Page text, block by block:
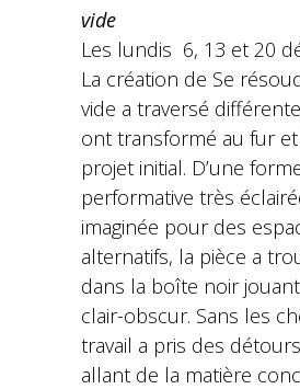
vide
Les lundis 6, 13 et 20
La création de Se
vide a traversé
ont transformé au fur
projet initial. D’une
performative très
imaginée pour des
alternatifs, la pièce a
dans la boîte noir
clair-obscur. Sans les
travail a pris des
allant de la matière